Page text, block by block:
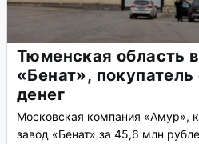
Тюменская область
«Бенат», покупатель
денег
Московская компания «Амур»,
завод «Бенат» за 45,6 млн